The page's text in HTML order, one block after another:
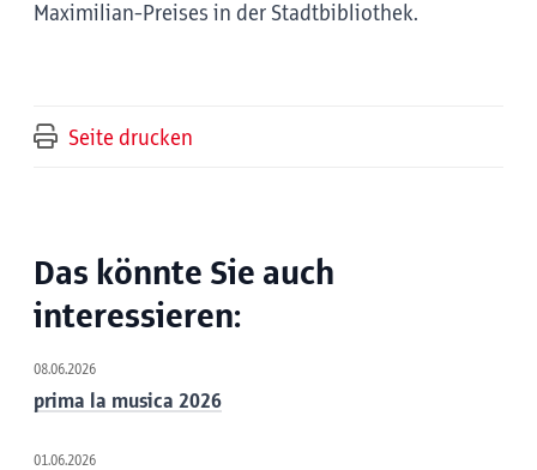
Maximilian-Preises in der Stadtbibliothek.
Seite drucken
Das könnte Sie auch
interessieren:
08.06.2026
prima la musica 2026
01.06.2026